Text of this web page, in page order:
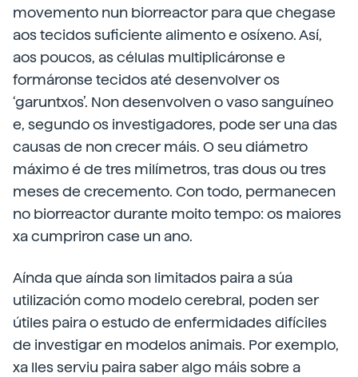
movemento nun biorreactor para que chegase
aos tecidos suficiente alimento e osíxeno. Así,
aos poucos, as células multiplicáronse e
formáronse tecidos até desenvolver os
‘garuntxos’. Non desenvolven o vaso sanguíneo
e, segundo os investigadores, pode ser una das
causas de non crecer máis. O seu diámetro
máximo é de tres milímetros, tras dous ou tres
meses de crecemento. Con todo, permanecen
no biorreactor durante moito tempo: os maiores
xa cumpriron case un ano.
Aínda que aínda son limitados paira a súa
utilización como modelo cerebral, poden ser
útiles paira o estudo de enfermidades difíciles
de investigar en modelos animais. Por exemplo,
xa lles serviu paira saber algo máis sobre a